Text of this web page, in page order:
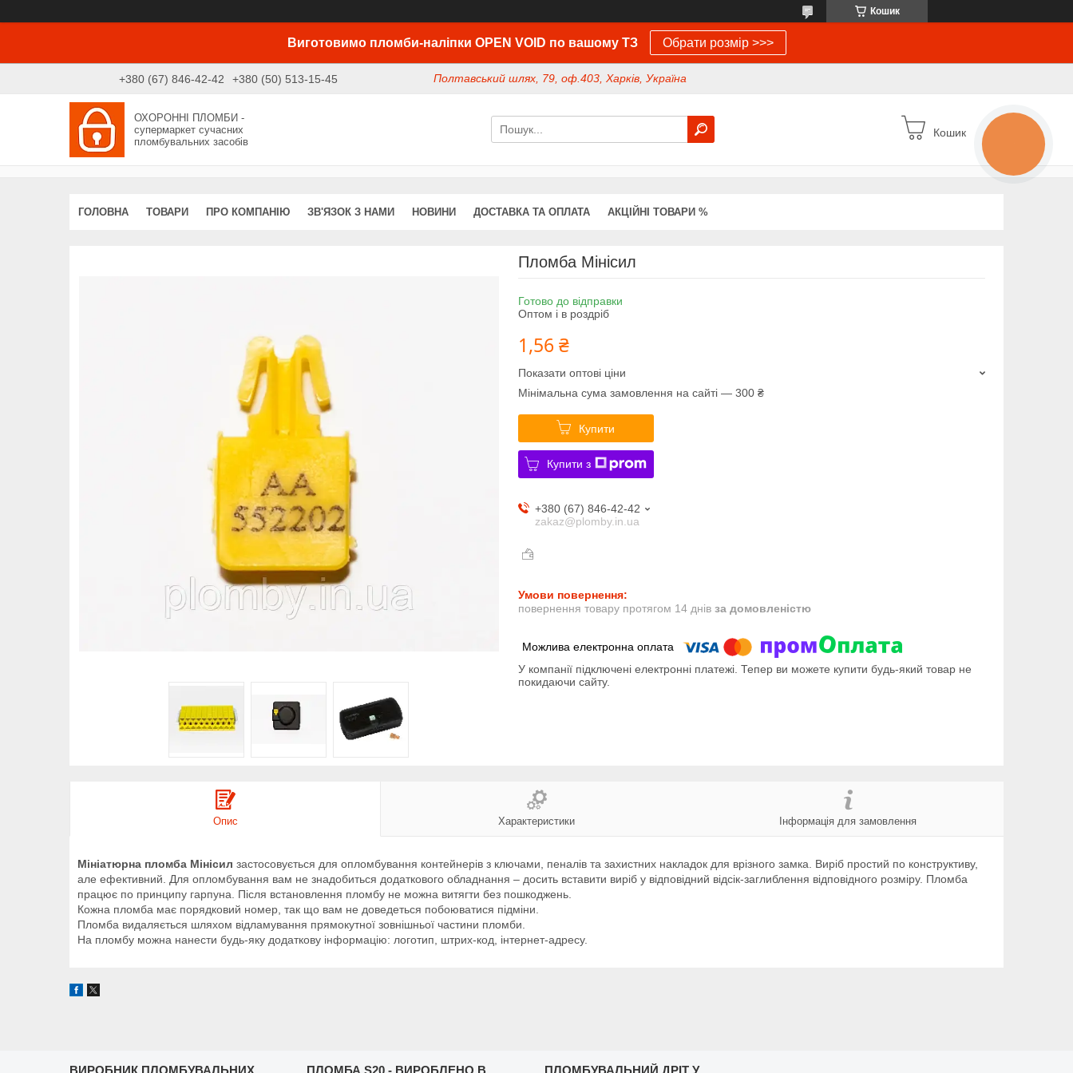
Кошик
Виготовимо пломби-наліпки OPEN VOID по вашому ТЗ Обрати розмір >>>
+380 (67) 846-42-42 +380 (50) 513-15-45 Полтавський шлях, 79, оф.403, Харків, Україна
ОХОРОННІ ПЛОМБИ -
супермаркет сучасних
пломбувальних засобів
Кошик
ГОЛОВНА ТОВАРИ ПРО КОМПАНІЮ ЗВ'ЯЗОК З НАМИ НОВИНИ ДОСТАВКА ТА ОПЛАТА АКЦІЙНІ ТОВАРИ %
Пломба Мінісил
Готово до відправки
Оптом і в роздріб
1,56 ₴
Показати оптові ціни
Мінімальна сума замовлення на сайті — 300 ₴
Купити
Купити з
+380 (67) 846-42-42
zakaz@plomby.in.ua
повернення товару протягом 14 днів за домовленістю
У компанії підключені електронні платежі. Тепер ви можете купити будь-який товар не
покидаючи сайту.
Опис Характеристики Інформація для замовлення
Мініатюрна пломба Мінісил застосовується для опломбування контейнерів з ключами, пеналів та захистних накладок для врізного замка. Виріб простий по конструктиву,
але ефективний. Для опломбування вам не знадобиться додаткового обладнання – досить вставити виріб у відповідний відсік-заглиблення відповідного розміру. Пломба
працює по принципу гарпуна. Після встановлення пломбу не можна витягти без пошкоджень.
Кожна пломба має порядковий номер, так що вам не доведеться побоюватися підміни.
Пломба видаляється шляхом відламування прямокутної зовнішньої частини пломби.
На пломбу можна нанести будь-яку додаткову інформацію: логотип, штрих-код, інтернет-адресу.
ВИРОБНИК ПЛОМБУВАЛЬНИХ ПЛОМБА S20 - ВИРОБЛЕНО В ПЛОМБУВАЛЬНИЙ ДРІТ У